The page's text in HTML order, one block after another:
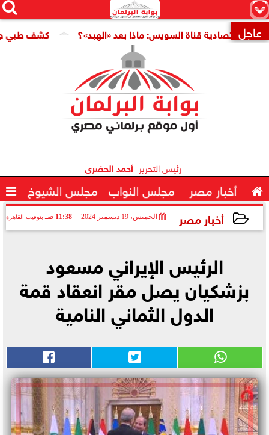
×


 عاجل كشف طبي جديد قناة السويس: ماذا بعد «الهبد»؟
رئيس التحرير أحمد الحضرى
 أخبار مصر مجلس النواب مجلس الشيوخ 
أخبار مصر الخميس، 19 ديسمبر 2024 11:38 صـ بتوقيت القاهرة
الرئيس الإيراني مسعود
بزشكيان يصل مقر انعقاد قمة
الدول الثماني النامية